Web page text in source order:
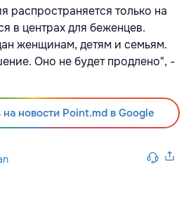
распространяется только на
в центрах для беженцев.
женщинам, детям и семьям.
Оно не будет продлено", -
новости Point.md в Google